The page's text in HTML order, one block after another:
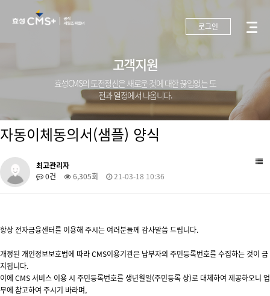
로그인
고객지원
효성CMS의 도전정신은 새로운 것에 대한 끊임없는 도
전과 열정에서 나옵니다.
자동이체동의서(샘플) 양식
최고관리자
0건
6,305회 21-03-18 10:36
항상 전자금융센터를 이용해 주시는 여러분들께 감사말씀 드립니다.
개정된 개인정보보호법에 따라 CMS이용기관은 납부자의 주민등록번호를 수집하는 것이 금
지됩니다.
이에 CMS 서비스 이용 시 주민등록번호를 생년월일(주민등록 상)로 대체하여 제공하오니 업
무에 참고하여 주시기 바라며,